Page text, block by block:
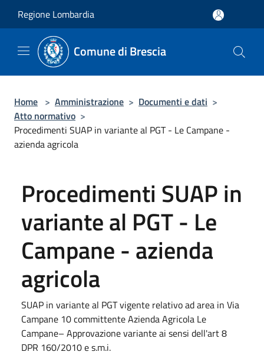
Regione Lombardia
Comune di Brescia
Home > Amministrazione > Documenti e dati >
Atto normativo >
Procedimenti SUAP in variante al PGT - Le Campane -
azienda agricola
Procedimenti SUAP in
variante al PGT - Le
Campane - azienda
agricola
​​​​​​​​​​​​​​​​​​​​​​​​​​​​​​​​​​​​​​​​​​​​​SUAP in variante al PGT vigente relativo ad area in Via
Campane 10 committente Azienda Agricola Le
Campane– Approvazione variante ai sensi dell'art 8
DPR 160/2010 e s.m.i.